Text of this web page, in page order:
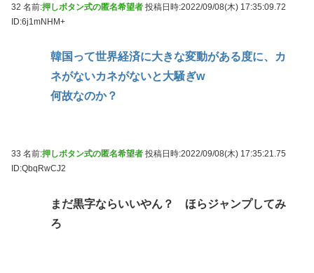
32 名前:押しボタン式の匿名希望者 投稿日時:2022/09/08(木) 17:35:09.72
ID:6j1mNHM+
韓国って世界経済に大きな変動がある度に、カ
ネがないカネがないと大騒ぎw
何故なのか？
33 名前:押しボタン式の匿名希望者 投稿日時:2022/09/08(木) 17:35:21.75
ID:QbqRwCJ2
まだ黒字ならいいやん？ ほらジャンプしてみ
ろ